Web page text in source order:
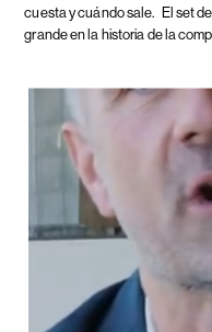
cuesta y cuándo sale. El set
grande en la historia de la